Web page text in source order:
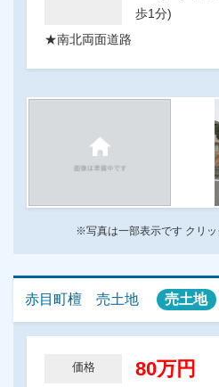
歩1分)
★南北両面道路
※写真は一部表示です クリ
赤目町檀 売土地 売土地
価格 80万円